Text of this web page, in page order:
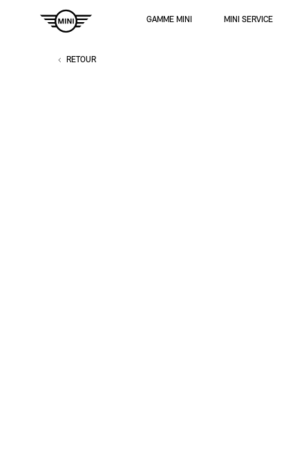
GAMME MINI MINI SERVICE
RETOUR